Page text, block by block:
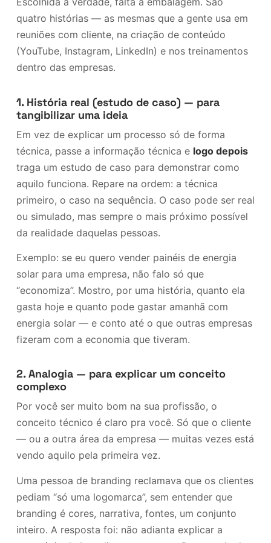
quatro histórias — as mesmas que a gente usa em
reuniões com cliente, na criação de conteúdo
(YouTube, Instagram, LinkedIn) e nos treinamentos
dentro das empresas.
1. História real (estudo de caso) — para
tangibilizar uma ideia
Em vez de explicar um processo só de forma
técnica, passe a informação técnica e logo depois
traga um estudo de caso para demonstrar como
aquilo funciona. Repare na ordem: a técnica
primeiro, o caso na sequência. O caso pode ser real
ou simulado, mas sempre o mais próximo possível
da realidade daquelas pessoas.
Exemplo: se eu quero vender painéis de energia
solar para uma empresa, não falo só que
“economiza”. Mostro, por uma história, quanto ela
gasta hoje e quanto pode gastar amanhã com
energia solar — e conto até o que outras empresas
fizeram com a economia que tiveram.
2. Analogia — para explicar um conceito
complexo
Por você ser muito bom na sua profissão, o
conceito técnico é claro pra você. Só que o cliente
— ou a outra área da empresa — muitas vezes está
vendo aquilo pela primeira vez.
Uma pessoa de branding reclamava que os clientes
pediam “só uma logomarca”, sem entender que
branding é cores, narrativa, fontes, um conjunto
inteiro. A resposta foi: não adianta explicar a